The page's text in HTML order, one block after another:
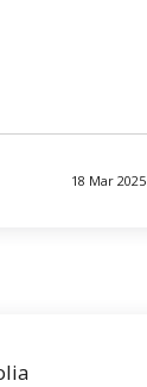
18 Mar 2025